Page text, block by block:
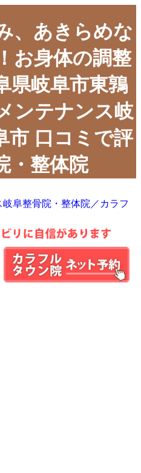
、あきらめな
お身体の調整
県岐阜市東鶉
ンテナンス岐
市 口コミで評
・整体院